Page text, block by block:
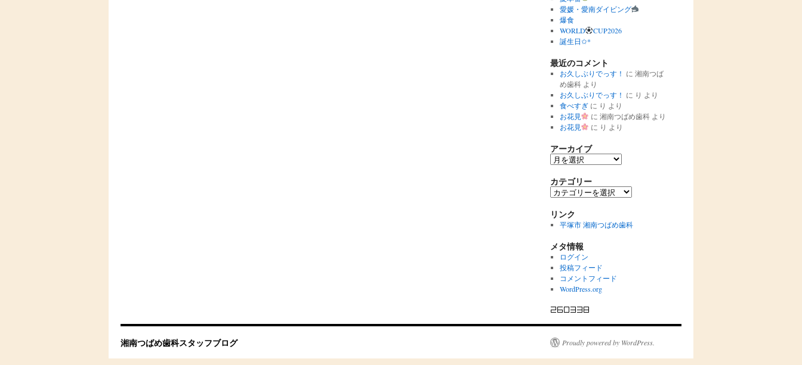
愛媛・愛南ダイビング
爆食
WORLD
CUP2026
誕生日✩︎*
最近のコメント
お久しぶりでっす！ に 湘南つば
め歯科より
お久しぶりでっす！ に り より
食べすぎに り より
お花見
に湘南つばめ歯科 より
お花見
に り より
アーカイブ
ア
カ
イ
カテゴリー
カ
ゴ
リ
リンク
平塚市 湘南つばめ歯科
メタ情報
ログイン
投稿フィード
コメントフィード
WordPress.org
湘南つばめ歯科スタッフブログ Proudly powered by WordPress.